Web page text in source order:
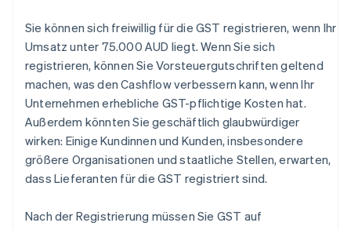
Sie können sich freiwillig für die GST registrieren, wenn Ihr
Umsatz unter 75.000 AUD liegt. Wenn Sie sich
registrieren, können Sie Vorsteuergutschriften geltend
machen, was den Cashflow verbessern kann, wenn Ihr
Unternehmen erhebliche GST-pflichtige Kosten hat.
Außerdem könnten Sie geschäftlich glaubwürdiger
wirken: Einige Kundinnen und Kunden, insbesondere
größere Organisationen und staatliche Stellen, erwarten,
dass Lieferanten für die GST registriert sind.
Nach der Registrierung müssen Sie GST auf